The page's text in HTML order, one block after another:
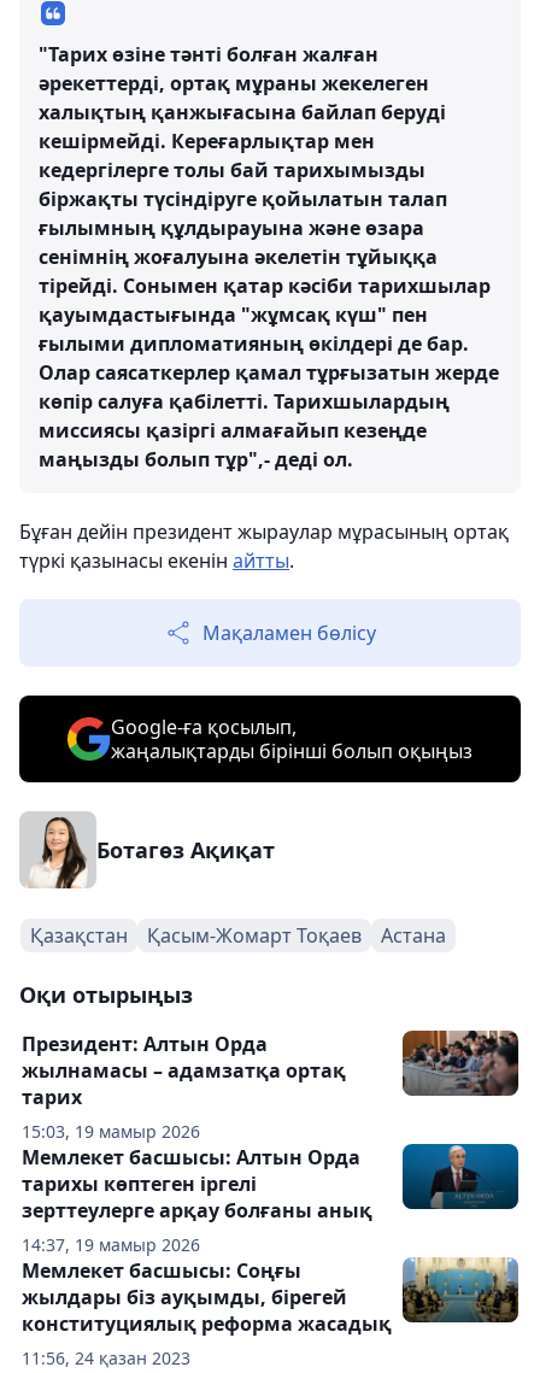
"Тарих өзіне тәнті болған жалған
әрекеттерді, ортақ мұраны жекелеген
халықтың қанжығасына байлап беруді
кешірмейді. Кереғарлықтар мен
кедергілерге толы бай тарихымызды
біржақты түсіндіруге қойылатын талап
ғылымның құлдырауына және өзара
сенімнің жоғалуына әкелетін тұйыққа
тірейді. Сонымен қатар кәсіби тарихшылар
қауымдастығында "жұмсақ күш" пен
ғылыми дипломатияның өкілдері де бар.
Олар саясаткерлер қамал тұрғызатын жерде
көпір салуға қабілетті. Тарихшылардың
миссиясы қазіргі алмағайып кезеңде
маңызды болып тұр",- деді ол.
Бұған дейін президент жыраулар мұрасының ортақ
түркі қазынасы екенін айтты.
Мақаламен бөлісу
Google-ға қосылып,
жаңалықтарды бірінші болып оқыңыз
Ботагөз Ақиқат
Қазақстан Қасым-Жомарт Тоқаев Астана
Оқи отырыңыз
15:03, 19 мамыр 2026
️Президент: Алтын Орда
жылнамасы – адамзатқа ортақ
тарих
14:37, 19 мамыр 2026
Мемлекет басшысы: Алтын Орда
тарихы көптеген іргелі
зерттеулерге арқау болғаны анық
11:56, 24 қазан 2023
Мемлекет басшысы: Соңғы
жылдары біз ауқымды, бірегей
конституциялық реформа жасадық